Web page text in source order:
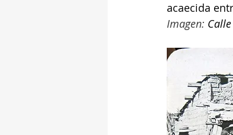
acaecida
Imagen: